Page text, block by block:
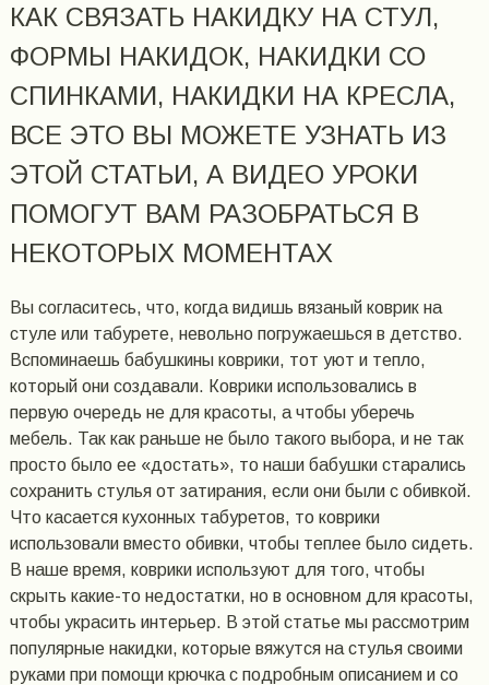
КАК СВЯЗАТЬ НАКИДКУ НА СТУЛ,
ФОРМЫ НАКИДОК, НАКИДКИ СО
СПИНКАМИ, НАКИДКИ НА КРЕСЛА,
ВСЕ ЭТО ВЫ МОЖЕТЕ УЗНАТЬ ИЗ
ЭТОЙ СТАТЬИ, А ВИДЕО УРОКИ
ПОМОГУТ ВАМ РАЗОБРАТЬСЯ В
НЕКОТОРЫХ МОМЕНТАХ
Вы согласитесь, что, когда видишь вязаный коврик на
стуле или табурете, невольно погружаешься в детство.
Вспоминаешь бабушкины коврики, тот уют и тепло,
который они создавали. Коврики использовались в
первую очередь не для красоты, а чтобы уберечь
мебель. Так как раньше не было такого выбора, и не так
просто было ее «достать», то наши бабушки старались
сохранить стулья от затирания, если они были с обивкой.
Что касается кухонных табуретов, то коврики
использовали вместо обивки, чтобы теплее было сидеть.
В наше время, коврики используют для того, чтобы
скрыть какие-то недостатки, но в основном для красоты,
чтобы украсить интерьер. В этой статье мы рассмотрим
популярные накидки, которые вяжутся на стулья своими
руками при помощи крючка с подробным описанием и со